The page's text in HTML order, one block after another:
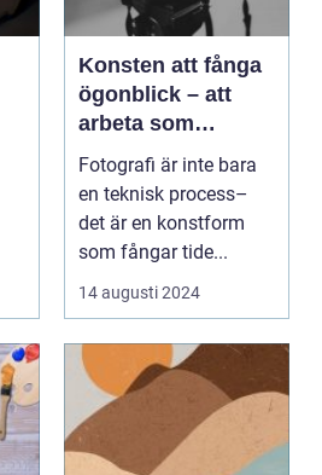
Konsten att fånga
ögonblick – att
arbeta som
fotograf i
Norrköping
Fotografi är inte bara
en teknisk process–
det är en konstform
som fångar tide...
14 augusti 2024